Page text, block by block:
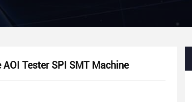
Tester SPI SMT Machine